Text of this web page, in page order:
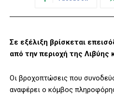
Σε εξέλιξη βρίσκεται
από την περιοχή της Λιβύης
Οι βροχοπτώσεις που
αναφέρει ο κόμβος